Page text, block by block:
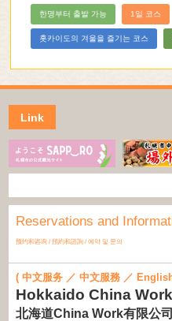
한명부터 출발 가능 1일 코스
홋카이도의 겨울을 즐기는 코스
Link
Reservations and
预约和咨询 / 預約和諮詢 / 예약 및 문의
( 中文服务 ／ 中文服務 ／
Hokkaido China
北海道China Work有限公司